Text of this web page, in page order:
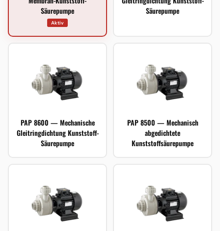
Säurepumpe
Aktiv
Säurepumpe
PAP 8600 — Mechanische
Gleitringdichtung Kunststoff-
Säurepumpe
PAP 8500 — Mechanisch
abgedichtete
Kunststoffsäurepumpe